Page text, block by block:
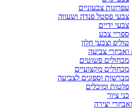
עפרונות צבעוניים
צבעי פסטל פנדה ושעווה
צבעי ידיים
ספריי צבע
טוליפ וצבעי חלון
צביעה
מכחולים פשוטים
מכחולים מקצועיים
מברשות וספוגים לצביעה
פלטות ומיכלים
כני ציור
יצירה